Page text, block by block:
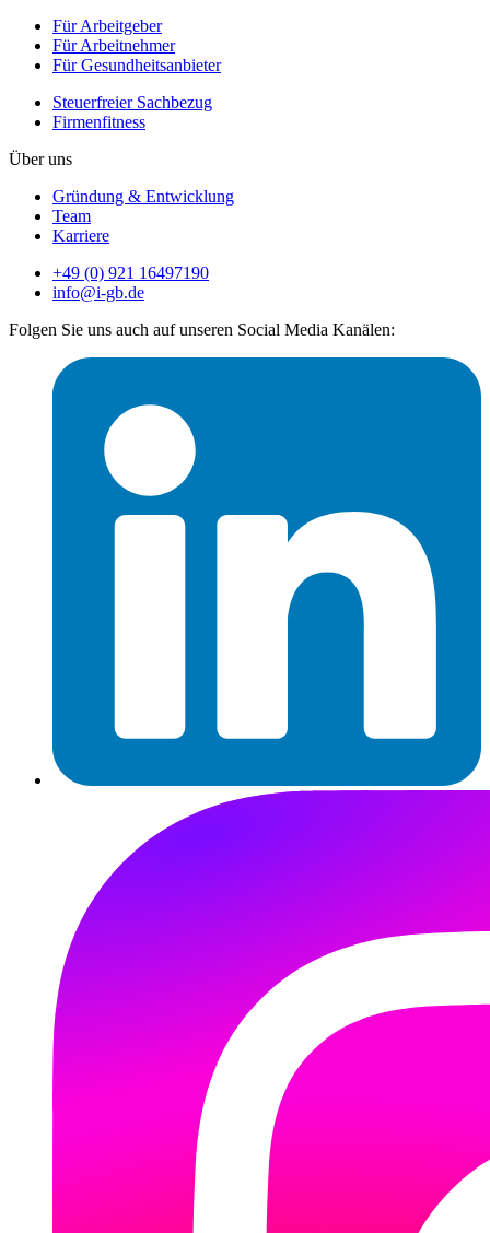
Für Arbeitgeber
Für Arbeitnehmer
Für Gesundheitsanbieter
Steuerfreier Sachbezug
Firmenfitness
Über uns
Gründung & Entwicklung
Team
Karriere
+49 (0) 921 16497190
info@i-gb.de
Folgen Sie uns auch auf unseren Social Media Kanälen: